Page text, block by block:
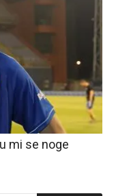
mi se noge